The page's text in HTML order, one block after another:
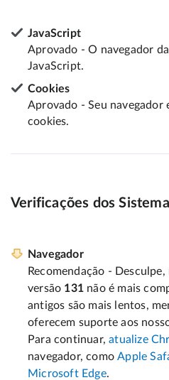
JavaScript
Aprovado - O navegador
JavaScript.
Cookies
Aprovado - Seu
cookies.
Verificações dos
Navegador
Recomendação -
versão 131 não é mais
antigos são mais lentos,
oferecem suporte aos
Para continuar,atualize
navegador, comoApple
Microsoft Edge.